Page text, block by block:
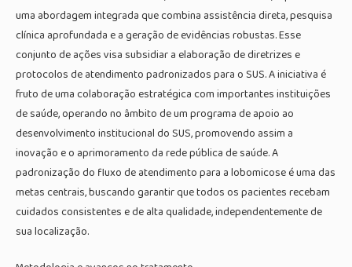
uma abordagem integrada que combina assistência direta, pesquisa
clínica aprofundada e a geração de evidências robustas. Esse
conjunto de ações visa subsidiar a elaboração de diretrizes e
protocolos de atendimento padronizados para o SUS. A iniciativa é
fruto de uma colaboração estratégica com importantes instituições
de saúde, operando no âmbito de um programa de apoio ao
desenvolvimento institucional do SUS, promovendo assim a
inovação e o aprimoramento da rede pública de saúde. A
padronização do fluxo de atendimento para a lobomicose é uma das
metas centrais, buscando garantir que todos os pacientes recebam
cuidados consistentes e de alta qualidade, independentemente de
sua localização.